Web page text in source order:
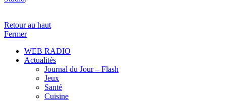
Retour au haut
Fermer
WEB RADIO
Actualités
Journal du Jour – Flash
Jeux
Santé
Cuisine